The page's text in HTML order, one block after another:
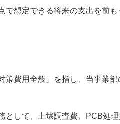
想定できる将来の支出を前
策費用全般」を指し、当事業
として、土壌調査費、PCB処